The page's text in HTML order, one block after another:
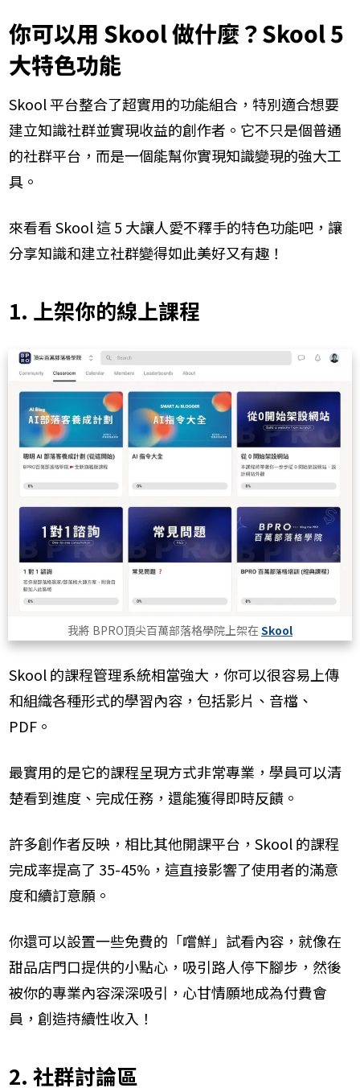
你可以用 Skool 做什麼？Skool 5
大特色功能
Skool 平台整合了超實用的功能組合，特別適合想要
建立知識社群並實現收益的創作者。它不只是個普通
的社群平台，而是一個能幫你實現知識變現的強大工
具。
來看看 Skool 這 5 大讓人愛不釋手的特色功能吧，讓
分享知識和建立社群變得如此美好又有趣！
1. 上架你的線上課程
我將 BPRO頂尖百萬部落格學院上架在 Skool
Skool 的課程管理系統相當強大，你可以很容易上傳
和組織各種形式的學習內容，包括影片、音檔、
PDF。
最實用的是它的課程呈現方式非常專業，學員可以清
楚看到進度、完成任務，還能獲得即時反饋。
許多創作者反映，相比其他開課平台，Skool 的課程
完成率提高了 35-45%，這直接影響了使用者的滿意
度和續訂意願。
你還可以設置一些免費的「嚐鮮」試看內容，就像在
甜品店門口提供的小點心，吸引路人停下腳步，然後
被你的專業內容深深吸引，心甘情願地成為付費會
員，創造持續性收入！
2. 社群討論區